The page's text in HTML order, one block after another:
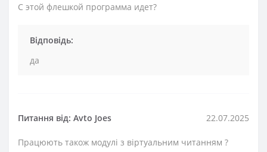
С этой флешкой программа идет?
Відповідь:
да
Питання від: Avto Joes 22.07.2025
Працюють також модулі з віртуальним читанням ?